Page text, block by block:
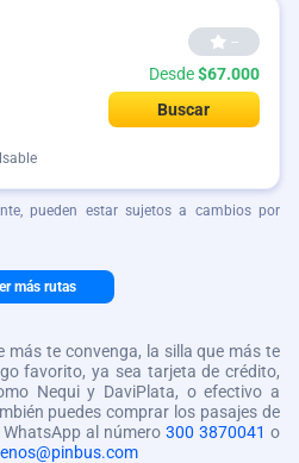
--
Desde$67.000
Buscar
pueden estar sujetos a cambios por
más rutas
más te convenga, la silla que más te
favorito, ya sea tarjeta de crédito,
Nequi y DaviPlata, o efectivo a
puedes comprar los pasajes de
al número 300 3870041 o